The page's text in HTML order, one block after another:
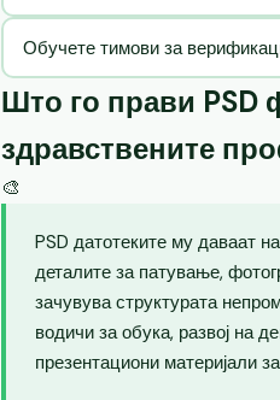
Обучете тимови за
Што го прави PSD
здравствените
🎨
PSD датотеките му даваат
деталите за патување,
зачувува структурата
водичи за обука, развој на
презентациони материјали